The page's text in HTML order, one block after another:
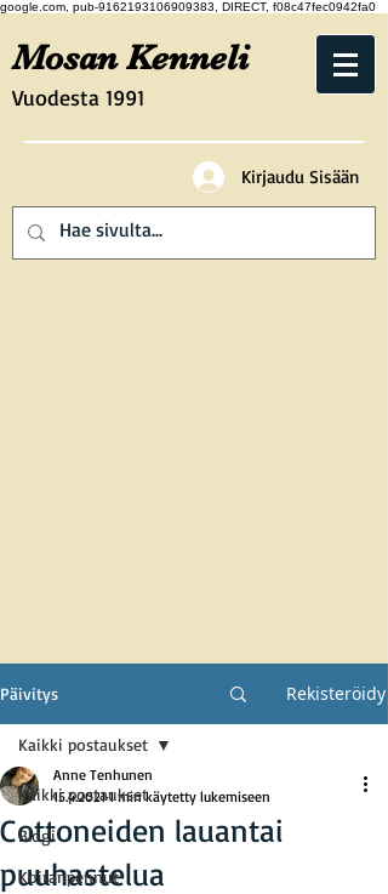
google.com, pub-9162193106909383, DIRECT, f08c47fec0942fa0
Vuodesta 1991
Mosan Kenneli
Kirjaudu Sisään
Päivitys Rekisteröidy
Kaikki postaukset
Blogi
Koiranpennut
Kaikki postaukset
Cottoneiden lauantai
puuhastelua
Anne Tenhunen
15.4.2021 1 min käytetty lukemiseen